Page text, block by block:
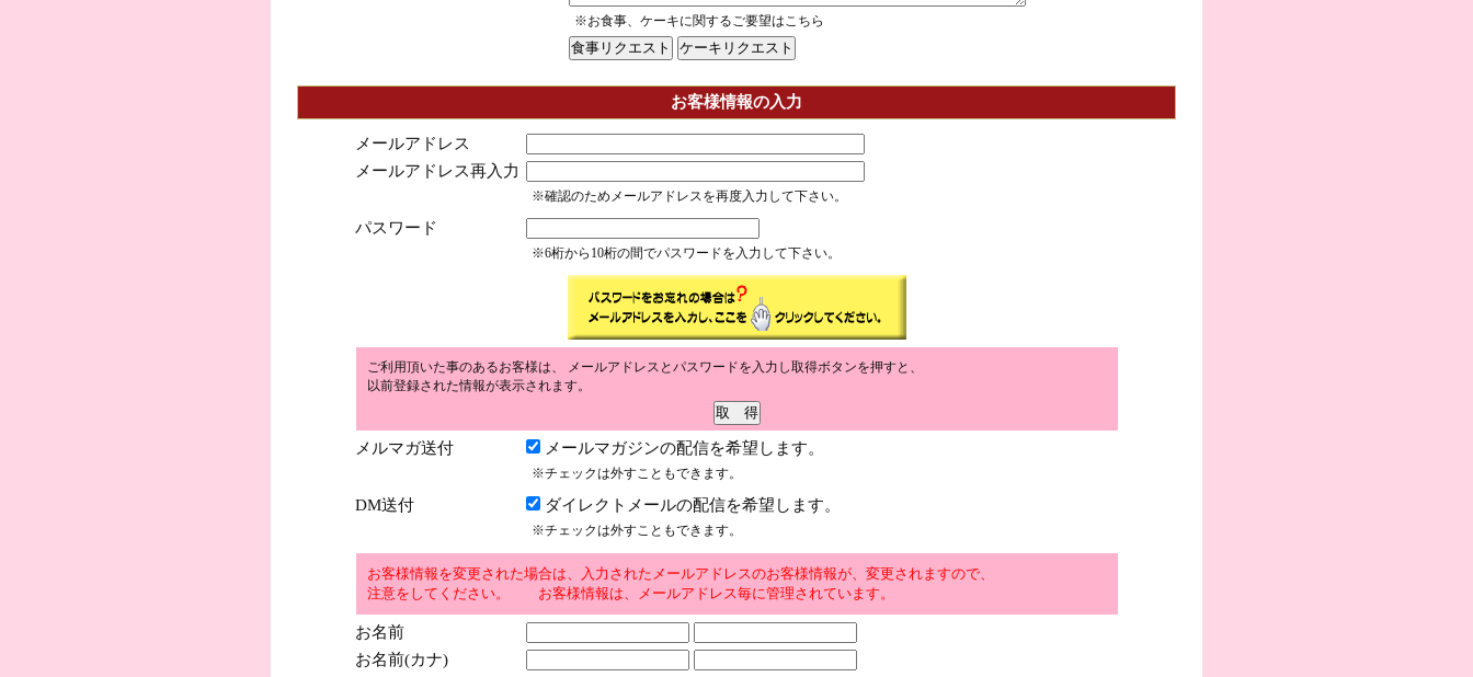
※お食事、ケーキに関するご要望はこちら
お客様情報の入力
メールアドレス
メールアドレス再入力
※確認のためメールアドレスを再度入力して下さい。
パスワード
※6桁から10桁の間でパスワードを入力して下さい。
ご利用頂いた事のあるお客様は、 メールアドレスとパスワードを入力し取得ボタンを押すと、
以前登録された情報が表示されます。
メルマガ送付 メールマガジンの配信を希望します。
※チェックは外すこともできます。
DM送付 ダイレクトメールの配信を希望します。
※チェックは外すこともできます。
お客様情報を変更された場合は、入力されたメールアドレスのお客様情報が、変更されますので、
注意をしてください。 お客様情報は、メールアドレス毎に管理されています。
お名前
お名前(カナ)